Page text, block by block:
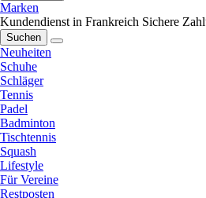
Marken
Kundendienst in Frankreich Sichere
Suchen
Neuheiten
Schuhe
Schläger
Tennis
Padel
Badminton
Tischtennis
Squash
Lifestyle
Für Vereine
Restposten